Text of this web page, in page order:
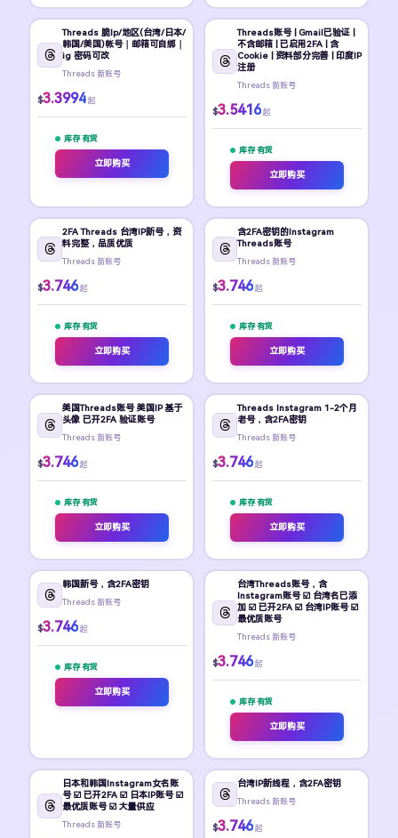
Threads 脆Ip/地区(台湾/日本/
韩国/美国)帐号｜邮箱可自绑｜
ig 密码可改
Threads 新账号
$3.3994 起
库存 有货
立即购买
Threads账号 | Gmail已验证 |
不含邮箱 | 已启用2FA | 含
Cookie | 资料部分完善 | 印度IP
注册
Threads 新账号
$3.5416 起
库存 有货
立即购买
2FA Threads 台湾IP新号，资
料完整，品质优质
Threads 新账号
$3.746 起
库存 有货
立即购买
含2FA密钥的Instagram
Threads账号
Threads 新账号
$3.746 起
库存 有货
立即购买
美国Threads账号 美国IP 基于
头像 已开2FA 验证账号
Threads 新账号
$3.746 起
库存 有货
立即购买
Threads Instagram 1-2个月
老号，含2FA密钥
Threads 新账号
$3.746 起
库存 有货
立即购买
韩国新号，含2FA密钥
Threads 新账号
$3.746 起
库存 有货
立即购买
台湾Threads账号，含
Instagram账号 ☑️ 台湾名已添
加 ☑️ 已开2FA ☑️ 台湾IP账号 ☑️
最优质账号
Threads 新账号
$3.746 起
库存 有货
立即购买
日本和韩国Instagram女名账
号 ☑️ 已开2FA ☑️ 日本IP账号 ☑️
最优质账号 ☑️ 大量供应
Threads 新账号
台湾IP新线程，含2FA密钥
Threads 新账号
$3.746 起